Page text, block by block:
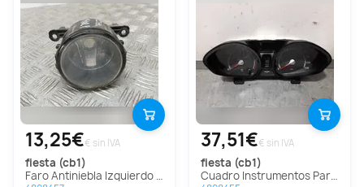
13,25€€ sin IVA
fiesta (cb1)
Faro Antiniebla Izquierdo Para Ford Fiesta
37,51€€ sin IVA
fiesta (cb1)
Cuadro Instrumentos Para Ford Fiesta